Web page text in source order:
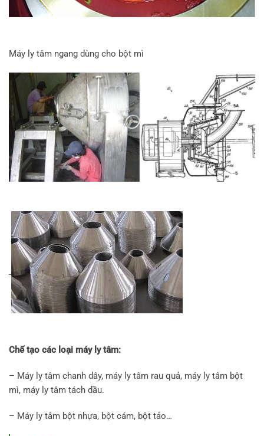
Máy ly tâm ngang dùng cho bột mì
Chế tạo các loại máy ly tâm:
– Máy ly tâm chanh dây, máy ly tâm rau quả, máy ly tâm bột
mì, máy ly tâm tách dầu.
– Máy ly tâm bột nhựa, bột cám, bột tảo…